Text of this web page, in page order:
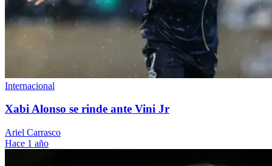
Internacional
Xabi Alonso se rinde ante Vini Jr
Ariel Carrasco
Hace 1 año